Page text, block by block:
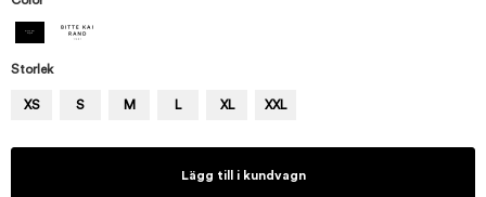
Storlek
XS S M L XL XXL
Lägg till i kundvagn